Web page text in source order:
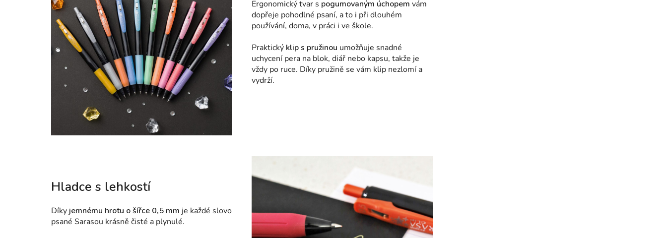
Ergonomický tvar s pogumovaným úchopem vám
dopřeje pohodlné psaní, a to i při dlouhém
používání, doma, v práci i ve škole.
Praktický klip s pružinou umožňuje snadné
uchycení pera na blok, diář nebo kapsu, takže je
vždy po ruce. Díky pružině se vám klip nezlomí a
vydrží.
Hladce s lehkostí
Díky jemnému hrotu o šířce 0,5 mm je každé slovo
psané Sarasou krásně čisté a plynulé.